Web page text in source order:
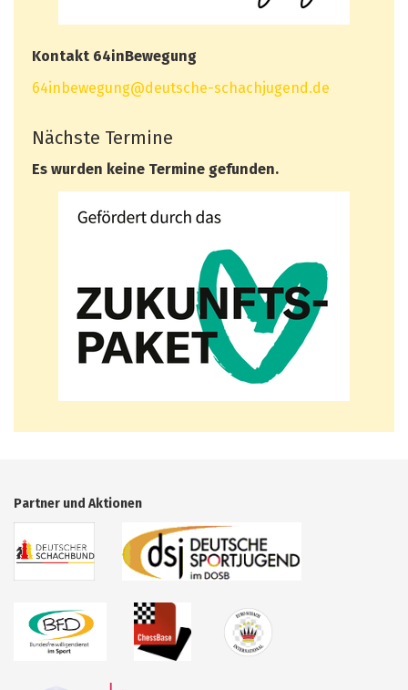
Kontakt 64inBewegung
64inbewegung@deutsche-schachjugend.de
Nächste Termine
Es wurden keine Termine gefunden.
Partner und Aktionen